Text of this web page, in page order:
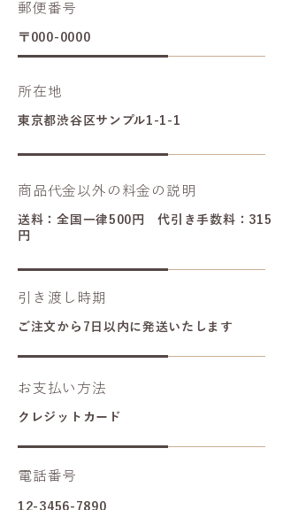
郵便番号
〒000-0000
所在地
東京都渋谷区サンプル1-1-1
商品代金以外の料金の説明
送料：全国一律500円 代引き手数料：315
円
引き渡し時期
ご注文から7日以内に発送いたします
お支払い方法
クレジットカード
電話番号
12-3456-7890